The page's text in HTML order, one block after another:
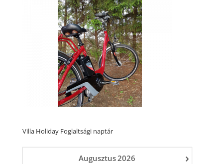
Villa Holiday Foglaltsági naptár
›
Augusztus2026